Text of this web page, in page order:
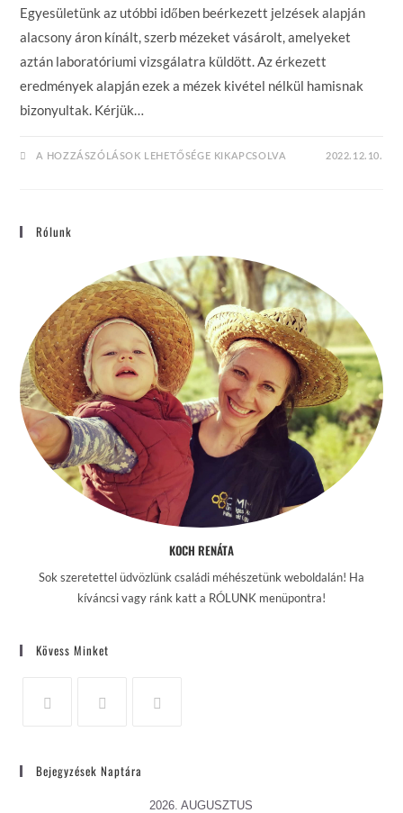
Egyesületünk az utóbbi időben beérkezett jelzések alapján
alacsony áron kínált, szerb mézeket vásárolt, amelyeket
aztán laboratóriumi vizsgálatra küldött. Az érkezett
eredmények alapján ezek a mézek kivétel nélkül hamisnak
bizonyultak. Kérjük…
OMME
A HOZZÁSZÓLÁSOK LEHETŐSÉGE KIKAPCSOLVA 2022.12.10.
Rólunk
KOCH RENÁTA
Sok szeretettel üdvözlünk családi méhészetünk weboldalán! Ha
kíváncsi vagy ránk katt a RÓLUNK menüpontra!
Kövess Minket
Bejegyzések Naptára
2026. AUGUSZTUS